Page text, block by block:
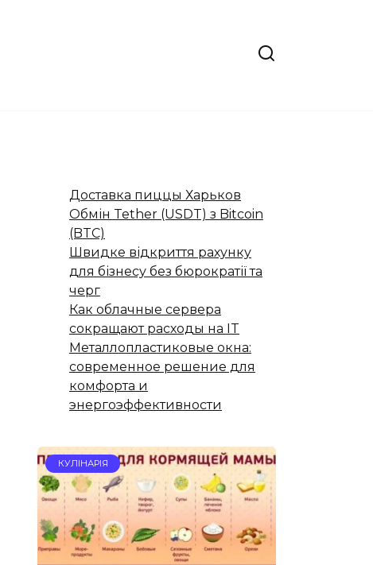
Доставка пиццы Харьков
Обмін Tether (USDT) з Bitcoin
(BTC)
Швидке відкриття рахунку
для бізнесу без бюрократії та
черг
Как облачные сервера
сокращают расходы на IT
Металлопластиковые окна:
современное решение для
комфорта и
энергоэффективности
КУЛІНАРІЯ